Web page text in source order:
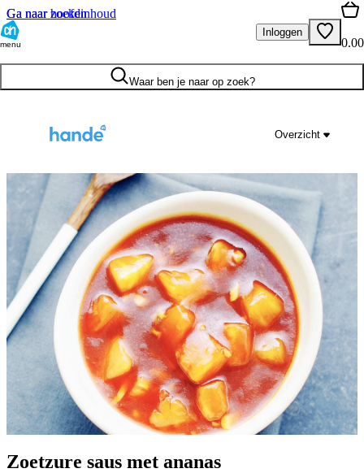
Ga naar hoofdinhoud
Ga naar zoeken
menu
Inloggen
0.00
Waar ben je naar op zoek?
Overzicht
Zoetzure saus met ananas